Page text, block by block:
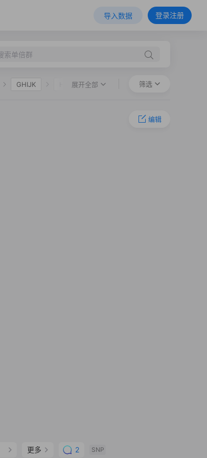
导入数据 登录注册
GHIJK HIJK展开全部 筛选
更多 2 SNP
编辑